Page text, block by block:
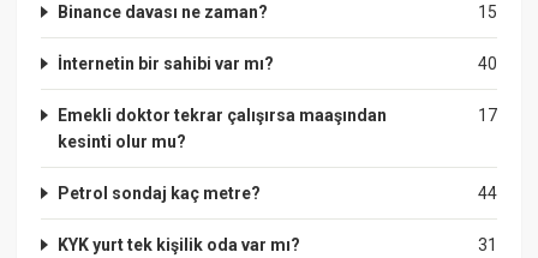
15
Binance davası ne zaman?
40
İnternetin bir sahibi var mı?
17
Emekli doktor tekrar çalışırsa maaşından
kesinti olur mu?
44
Petrol sondaj kaç metre?
31
KYK yurt tek kişilik oda var mı?